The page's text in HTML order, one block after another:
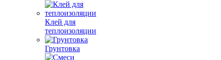
Клей для
теплоизоляции
Грунтовка